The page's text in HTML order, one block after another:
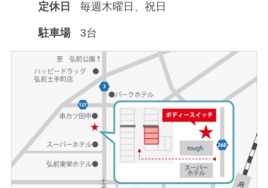
定休日 毎週木曜日、祝日
駐車場 3台